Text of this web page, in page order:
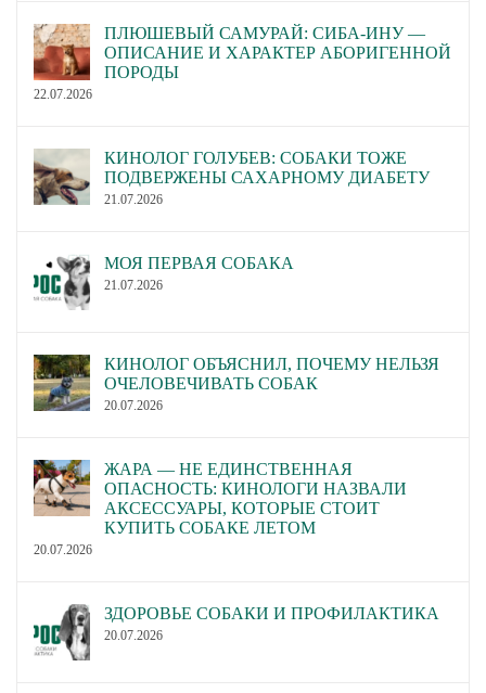
ПЛЮШЕВЫЙ САМУРАЙ: СИБА-ИНУ —
ОПИСАНИЕ И ХАРАКТЕР АБОРИГЕННОЙ
ПОРОДЫ
22.07.2026
КИНОЛОГ ГОЛУБЕВ: СОБАКИ ТОЖЕ
ПОДВЕРЖЕНЫ САХАРНОМУ ДИАБЕТУ
21.07.2026
МОЯ ПЕРВАЯ СОБАКА
21.07.2026
КИНОЛОГ ОБЪЯСНИЛ, ПОЧЕМУ НЕЛЬЗЯ
ОЧЕЛОВЕЧИВАТЬ СОБАК
20.07.2026
ЖАРА — НЕ ЕДИНСТВЕННАЯ
ОПАСНОСТЬ: КИНОЛОГИ НАЗВАЛИ
АКСЕССУАРЫ, КОТОРЫЕ СТОИТ
КУПИТЬ СОБАКЕ ЛЕТОМ
20.07.2026
ЗДОРОВЬЕ СОБАКИ И ПРОФИЛАКТИКА
20.07.2026